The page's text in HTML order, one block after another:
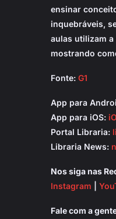
ensinar
inquebráveis,
aulas utilizam
mostrando
Fonte: G1
App para
App para iOS:
Portal Libraria:
Libraria News:
Nos siga nas
Instagram
Fale com a